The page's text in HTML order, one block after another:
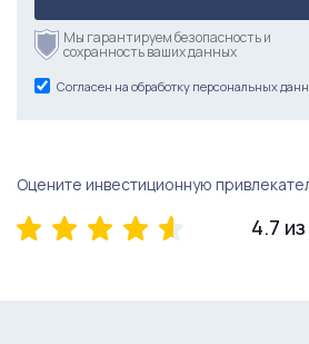
Мы гарантируем безопасность и
сохранность ваших данных
Согласен на обработку персональных
Оцените инвестиционную
4.7